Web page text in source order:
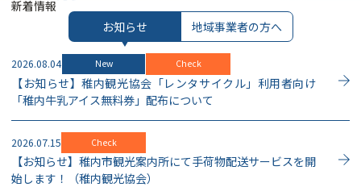
新着情報
お知らせ
地域事業者の方へ
【お知らせ】稚内観光協会「レンタサイクル」利用者向け
「稚内牛乳アイス無料券」配布について
2026.08.04 New Check
【お知らせ】稚内市観光案内所にて手荷物配送サービスを開
始します！（稚内観光協会）
2026.07.15 Check